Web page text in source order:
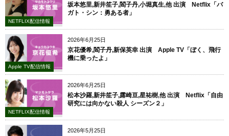
NETFLIX配信情報
坂本悠里,新井笙子,閻子丹,小堀真生,他 出演 Netflix「バ
ガト・シン：勇ある者」
2026年6月25日
Apple TV配信情報
京花優希,閻子丹,新保英幸 出演 Apple TV「ぼく、飛行
機に乗ったよ」
2026年6月25日
NETFLIX配信情報
松本沙羅,新井笙子,露崎亘,星祐樹,他 出演 Netflix「自由
研究には向かない殺人 シーズン２」
2026年5月25日